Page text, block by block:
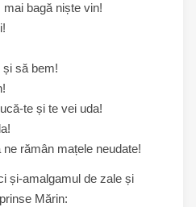
bagă niște vin!
să bem!
te și te vei uda!
rămân mațele neudate!
și-amalgamul de zale și
Mărin: